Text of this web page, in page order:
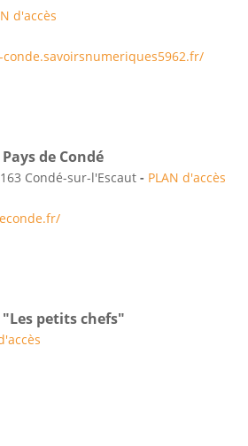
d'accès
de Condé
Condé-sur-l'Escaut - PLAN d'accès
petits chefs"